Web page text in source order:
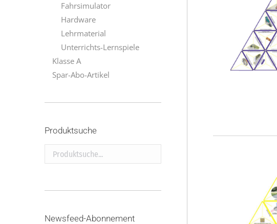
Fahrsimulator
Hardware
Lehrmaterial
Unterrichts-Lernspiele
Klasse A
Spar-Abo-Artikel
Produktsuche
Produktsuche...
Newsfeed-Abonnement